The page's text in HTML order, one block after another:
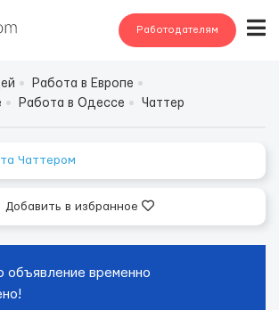
Работодателям
Работа в Европе
Работа в Одессе Чаттер
Чаттером
Добавить в избранное
объявление временно